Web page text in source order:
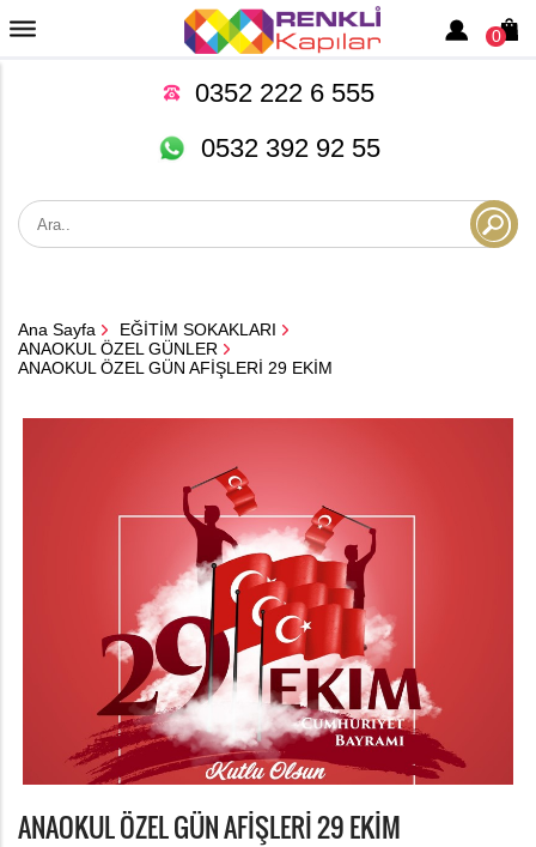
0
0352 222 6 555
0532 392 92 55
Ana Sayfa
EĞİTİM SOKAKLARI
ANAOKUL ÖZEL GÜNLER
ANAOKUL ÖZEL GÜN AFİŞLERİ 29 EKİM
ANAOKUL ÖZEL GÜN AFİŞLERİ 29 EKİM